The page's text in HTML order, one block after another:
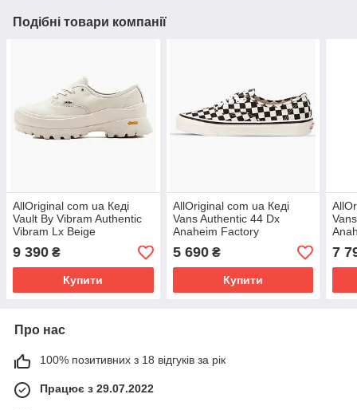
Подібні товари компанії
AllOriginal com ua Кеді
Vault By Vibram Authentic
Vibram Lx Beige
VN0A5HZUW00 РОЗМІРИ
ЗАПІТУЙТЕ
9 390 ₴
Купити
AllOriginal com ua Кеді
Vans Authentic 44 Dx
Anaheim Factory
White/Black
VN0A38ENOAK РОЗМІРИ
ЗАПІТУЙТЕ
5 690₴
Купити
7
Про нас
100% позитивних з 18 відгуків за рік
Працює з 29.07.2022